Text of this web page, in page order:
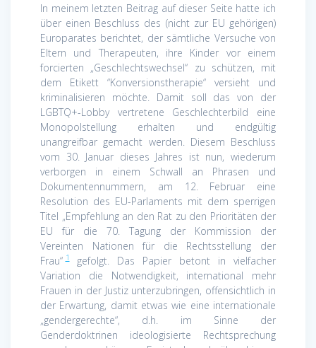
In meinem letzten Beitrag auf dieser Seite hatte ich
über einen Beschluss des (nicht zur EU gehörigen)
Europarates berichtet, der sämtliche Versuche von
Eltern und Therapeuten, ihre Kinder vor einem
forcierten „Geschlechtswechsel“ zu schützen, mit
dem Etikett “Konversionstherapie“ versieht und
kriminalisieren möchte. Damit soll das von der
LGBTQ+-Lobby vertretene Geschlechterbild eine
Monopolstellung erhalten und endgültig
unangreifbar gemacht werden. Diesem Beschluss
vom 30. Januar dieses Jahres ist nun, wiederum
verborgen in einem Schwall an Phrasen und
Dokumentennummern, am 12. Februar eine
Resolution des EU-Parlaments mit dem sperrigen
Titel „Empfehlung an den Rat zu den Prioritäten der
EU für die 70. Tagung der Kommission der
Vereinten Nationen für die Rechtsstellung der
Frau“ 1gefolgt. Das Papier betont in vielfacher
Variation die Notwendigkeit, international mehr
Frauen in der Justiz unterzubringen, offensichtlich in
der Erwartung, damit etwas wie eine internationale
„gendergerechte“, d.h. im Sinne der
Genderdoktrinen ideologisierte Rechtsprechung